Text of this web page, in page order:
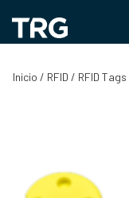
contenido
Inicio / RFID / RFID Tags